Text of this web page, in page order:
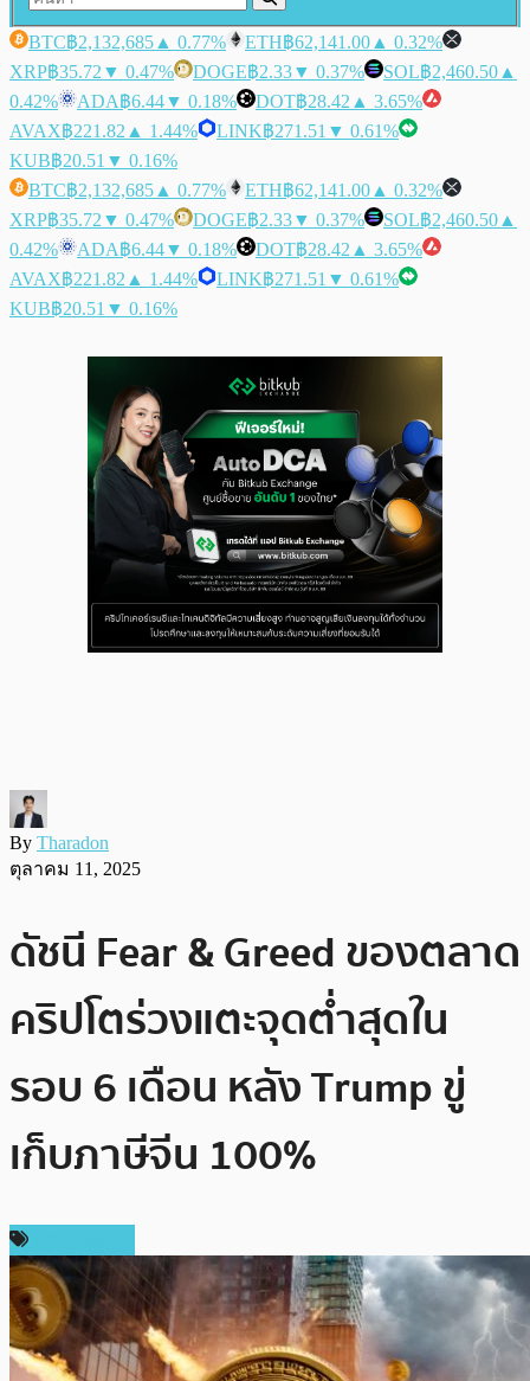
BTC฿2,132,685 ▲ 0.77% ETH฿62,141.00 ▲ 0.32%
XRP฿35.72 ▼ 0.47% DOGE฿2.33▼ 0.37% SOL฿2,460.50 ▲
0.42%
ADA฿6.44▼ 0.18% DOT฿28.42 ▲ 3.65%
AVAX฿221.82 ▲ 1.44% LINK฿271.51 ▼ 0.61%
KUB฿20.51 ▼ 0.16%
BTC฿2,132,685 ▲ 0.77% ETH฿62,141.00 ▲ 0.32%
XRP฿35.72 ▼ 0.47% DOGE฿2.33▼ 0.37% SOL฿2,460.50 ▲
0.42%
ADA฿6.44▼ 0.18% DOT฿28.42 ▲ 3.65%
AVAX฿221.82 ▲ 1.44% LINK฿271.51 ▼ 0.61%
KUB฿20.51 ▼ 0.16%
By Tharadon
ตุลาคม 11, 2025
ดัชนี​ Fear & Greed ของตลาด
คริปโตร่วงแตะจุดต่ำสุดใน
รอบ 6 เดือน หลัง​ Trump ขู่
เก็บภาษีจีน 100%